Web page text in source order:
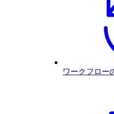
ワークフロー